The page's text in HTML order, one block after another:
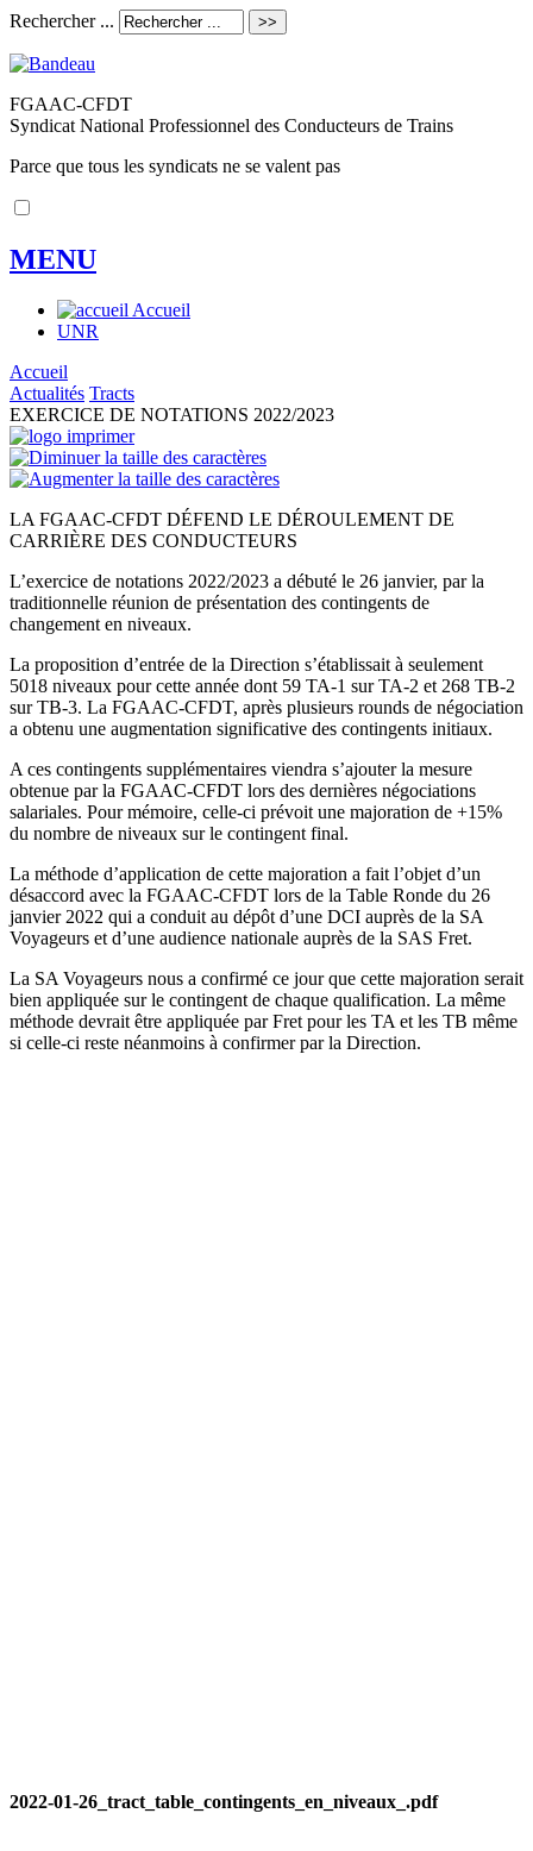
Rechercher ...
FGAAC-CFDT
Syndicat National Professionnel des Conducteurs de Trains
Parce que tous les syndicats ne se valent pas
MENU
Accueil
UNR
Accueil
Actualités Tracts
EXERCICE DE NOTATIONS 2022/2023
LA FGAAC-CFDT DÉFEND LE DÉROULEMENT DE
CARRIÈRE DES CONDUCTEURS
L’exercice de notations 2022/2023 a débuté le 26 janvier, par la
traditionnelle réunion de présentation des contingents de
changement en niveaux.
La proposition d’entrée de la Direction s’établissait à seulement
5018 niveaux pour cette année dont 59 TA-1 sur TA-2 et 268 TB-2
sur TB-3. La FGAAC-CFDT, après plusieurs rounds de négociation
a obtenu une augmentation significative des contingents initiaux.
A ces contingents supplémentaires viendra s’ajouter la mesure
obtenue par la FGAAC-CFDT lors des dernières négociations
salariales. Pour mémoire, celle-ci prévoit une majoration de +15%
du nombre de niveaux sur le contingent final.
La méthode d’application de cette majoration a fait l’objet d’un
désaccord avec la FGAAC-CFDT lors de la Table Ronde du 26
janvier 2022 qui a conduit au dépôt d’une DCI auprès de la SA
Voyageurs et d’une audience nationale auprès de la SAS Fret.
La SA Voyageurs nous a confirmé ce jour que cette majoration serait
bien appliquée sur le contingent de chaque qualification. La même
méthode devrait être appliquée par Fret pour les TA et les TB même
si celle-ci reste néanmoins à confirmer par la Direction.
2022-01-26_tract_table_contingents_en_niveaux_.pdf